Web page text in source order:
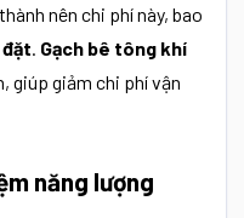
nên chi phí này, bao
đặt Gạch bê tông khí
giúp giảm chi phí vận
năng lượng